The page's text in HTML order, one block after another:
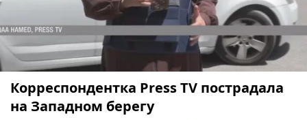
Корреспондентка Press TV пострадала
на Западном берегу